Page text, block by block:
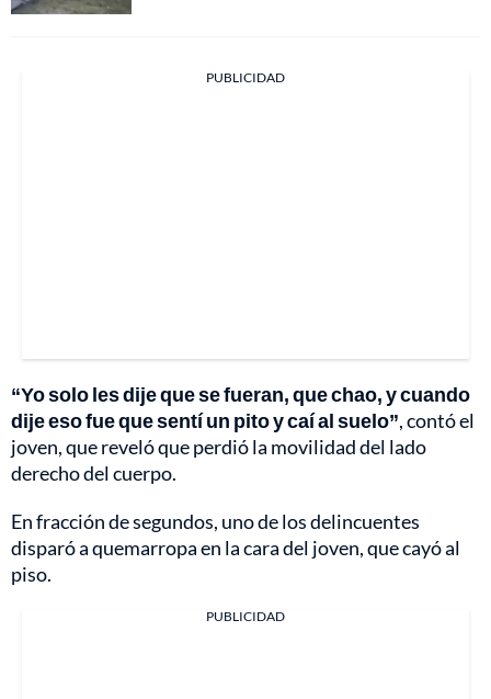
PUBLICIDAD
“Yo solo les dije que se fueran, que chao, y cuando
dije eso fue que sentí un pito y caí al suelo”, contó el
joven, que reveló que perdió la movilidad del lado
derecho del cuerpo.
En fracción de segundos, uno de los delincuentes
disparó a quemarropa en la cara del joven, que cayó al
piso.
PUBLICIDAD